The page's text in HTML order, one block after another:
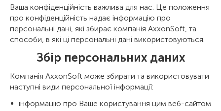
Ваша конфіденційність важлива для нас. Це положення
про конфіденційність надає інформацію про
персональні дані, які збирає компанія AxxonSoft, та
способи, в які ці персональні дані використовуються.
Збір персональних даних
Компанія AxxonSoft може збирати та використовувати
наступні види персональної інформації:
інформацію про Ваше користування цим веб-сайтом